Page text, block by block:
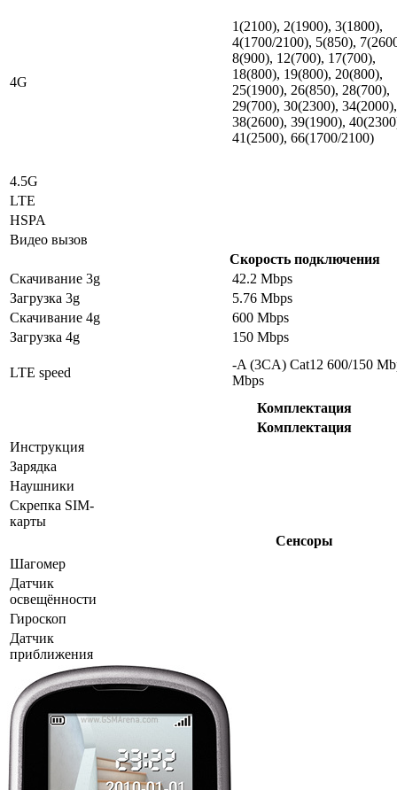
4G
1(2100), 2(1900), 3(1800),
4(1700/2100), 5(850),
8(900), 12(700), 17(700),
18(800), 19(800), 20(800),
25(1900), 26(850), 28(700),
29(700), 30(2300), 34(2000),
38(2600), 39(1900),
41(2500), 66(1700/2100)
4.5G
LTE
HSPA
Видео вызов
Скорость подключения
Скачивание 3g
42.2 Mbps
Загрузка 3g
5.76 Mbps
Скачивание 4g
600 Mbps
Загрузка 4g
150 Mbps
LTE speed
-A (3CA) Cat12 600/150
Mbps
Комплектация
Комплектация
Инструкция
Зарядка
Наушники
Скрепка SIM-
карты
Сенсоры
Шагомер
Датчик
освещённости
Гироскоп
Датчик
приближения